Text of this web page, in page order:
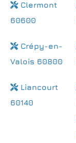
Clermont
60600
Crépy-en-
Valois 60800
Liancourt
60140